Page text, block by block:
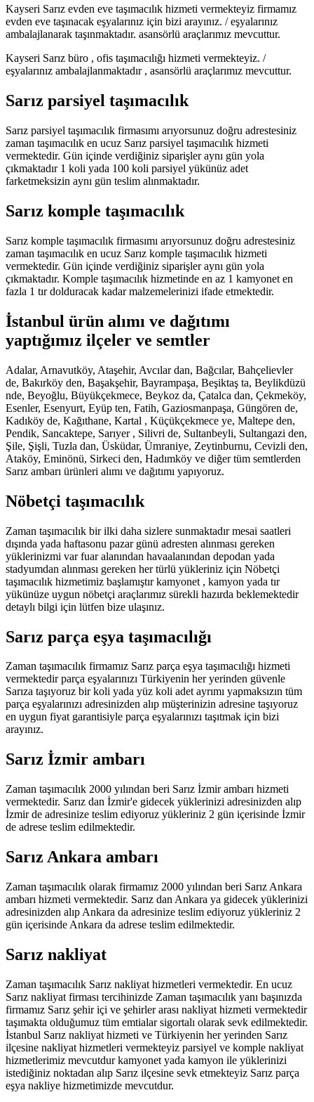
Kayseri Sarız evden eve taşımacılık hizmeti vermekteyiz firmamız
evden eve taşınacak eşyalarınız için bizi arayınız. / eşyalarınız
ambalajlanarak taşınmaktadır. asansörlü araçlarımız mevcuttur.
Kayseri Sarız büro , ofis taşımacılığı hizmeti vermekteyiz. /
eşyalarınız ambalajlanmaktadır , asansörlü araçlarımız mevcuttur.
Sarız parsiyel taşımacılık
Sarız parsiyel taşımacılık firmasımı arıyorsunuz doğru adrestesiniz
zaman taşımacılık en ucuz Sarız parsiyel taşımacılık hizmeti
vermektedir. Gün içinde verdiğiniz siparişler aynı gün yola
çıkmaktadır 1 koli yada 100 koli parsiyel yükünüz adet
farketmeksizin aynı gün teslim alınmaktadır.
Sarız komple taşımacılık
Sarız komple taşımacılık firmasımı arıyorsunuz doğru adrestesiniz
zaman taşımacılık en ucuz Sarız komple taşımacılık hizmeti
vermektedir. Gün içinde verdiğiniz siparişler aynı gün yola
çıkmaktadır. Komple taşımacılık hizmetinde en az 1 kamyonet en
fazla 1 tır dolduracak kadar malzemelerinizi ifade etmektedir.
İstanbul ürün alımı ve dağıtımı
yaptığımız ilçeler ve semtler
Adalar, Arnavutköy, Ataşehir, Avcılar dan, Bağcılar, Bahçelievler
de, Bakırköy den, Başakşehir, Bayrampaşa, Beşiktaş ta, Beylikdüzü
nde, Beyoğlu, Büyükçekmece, Beykoz da, Çatalca dan, Çekmeköy,
Esenler, Esenyurt, Eyüp ten, Fatih, Gaziosmanpaşa, Güngören de,
Kadıköy de, Kağıthane, Kartal , Küçükçekmece ye, Maltepe den,
Pendik, Sancaktepe, Sarıyer , Silivri de, Sultanbeyli, Sultangazi den,
Şile, Şişli, Tuzla dan, Üsküdar, Ümraniye, Zeytinburnu, Cevizli den,
Ataköy, Eminönü, Sirkeci den, Hadımköy ve diğer tüm semtlerden
Sarız ambarı ürünleri alımı ve dağıtımı yapıyoruz.
Nöbetçi taşımacılık
Zaman taşımacılık bir ilki daha sizlere sunmaktadır mesai saatleri
dışında yada haftasonu pazar günü adresten alınması gereken
yüklerinizmi var fuar alanından havaalanından depodan yada
stadyumdan alınması gereken her türlü yükleriniz için Nöbetçi
taşımacılık hizmetimiz başlamıştır kamyonet , kamyon yada tır
yükünüze uygun nöbetçi araçlarımız sürekli hazırda beklemektedir
detaylı bilgi için lütfen bize ulaşınız.
Sarız parça eşya taşımacılığı
Zaman taşımacılık firmamız Sarız parça eşya taşımacılığı hizmeti
vermektedir parça eşyalarınızı Türkiyenin her yerinden güvenle
Sarıza taşıyoruz bir koli yada yüz koli adet ayrımı yapmaksızın tüm
parça eşyalarınızı adresinizden alıp müşterinizin adresine taşıyoruz
en uygun fiyat garantisiyle parça eşyalarınızı taşıtmak için bizi
arayınız.
Sarız İzmir ambarı
Zaman taşımacılık 2000 yılından beri Sarız İzmir ambarı hizmeti
vermektedir. Sarız dan İzmir'e gidecek yüklerinizi adresinizden alıp
İzmir de adresinize teslim ediyoruz yükleriniz 2 gün içerisinde İzmir
de adrese teslim edilmektedir.
Sarız Ankara ambarı
Zaman taşımacılık olarak firmamız 2000 yılından beri Sarız Ankara
ambarı hizmeti vermektedir. Sarız dan Ankara ya gidecek yüklerinizi
adresinizden alıp Ankara da adresinize teslim ediyoruz yükleriniz 2
gün içerisinde Ankara da adrese teslim edilmektedir.
Sarız nakliyat
Zaman taşımacılık Sarız nakliyat hizmetleri vermektedir. En ucuz
Sarız nakliyat firması tercihinizde Zaman taşımacılık yanı başınızda
firmamız Sarız şehir içi ve şehirler arası nakliyat hizmeti vermektedir
taşımakta olduğumuz tüm emtialar sigortalı olarak sevk edilmektedir.
İstanbul Sarız nakliyat hizmeti ve Türkiyenin her yerinden Sarız
ilçesine nakliyat hizmetleri vermekteyiz parsiyel ve komple nakliyat
hizmetlerimiz mevcutdur kamyonet yada kamyon ile yüklerinizi
istediğiniz noktadan alıp Sarız ilçesine sevk etmekteyiz Sarız parça
eşya nakliye hizmetimizde mevcutdur.